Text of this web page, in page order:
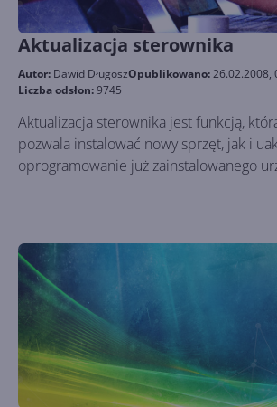
Aktualizacja sterownika
Autor: Dawid DługoszOpublikowano:26.02.2008,
Liczba odsłon:9745
Aktualizacja sterownika jest funkcją,
pozwala instalować nowy sprzęt, jak i
oprogramowanie już zainstalowanego